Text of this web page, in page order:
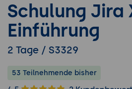
Schulung Jira
Einführung
2 Tage / S3329
53 Teilnehmende bisher